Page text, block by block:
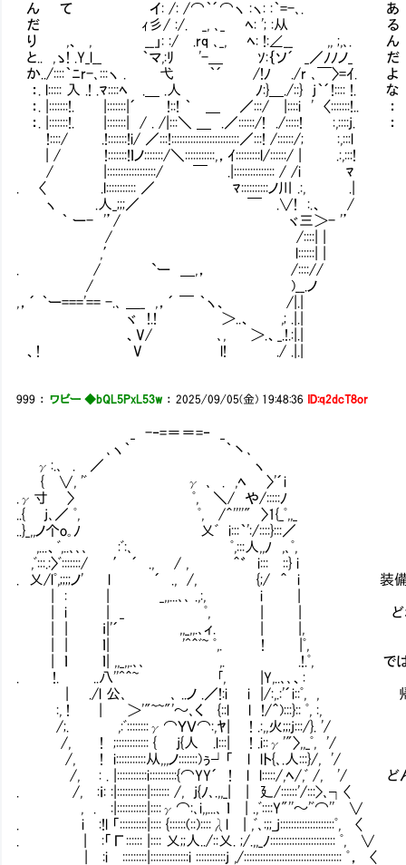
ん て イ: /: /⌒｀´⌒ヽ :ヽ: :｀=-､. あ
だ ｨ彡/ :/. _, ､_ ﾍ: '; :从 る
り ,、 , __」: :/ .rq ､_, ﾍ: !:∠__ ,, ;,､. ん 出番ま
と.. ,ゝ! .Y_l__ ｀マ,:ﾘ '-＿ ｿ:｛ソ´ _／ﾉﾉノ_ だ
か../::::｀ﾆr-､:::ヽ . 弋 ｀´ /!ﾉ ./r ､￣〉=ｲ. よ しかし
：. l::::: 入 .! .ﾏ::::ﾍ .＿ .人 ﾉ:}＿./::} j｀´!:::: !. な
：. |:::::::!. |:::::::|´ !::! ｀ ＿ ／:::/ |::::i ' 〈:::::::!.. ：
：. |:::::::!. |:::::::| / . /|:::＼ ＿ .／::::::/! ./:::::! :,::::j. ：
!::::/ .!:::::::!i/ ／:::!:::::::::::::::::::::::::／:::! /::::::/; :,:::l
| / !:::::::!ｌノ:::::::/＼:::::::::::,，ｲ:::::::::l/::::::/ | .:,:::!
/ |::::::::::::::::::/ ￣ .|::::::::::::::: / /i ﾏ ・第四
. 〈 .l::::::::::: ／ ﾏ::::::::::ノ川 .:, .| ・第五
ヽ .人_;;;／ ￣ .∨! :.、 / ・第六席
｀ ー- '’/ ヾ三＞- '’ ・第七席次
/ /::::| | ・第八席次「巨
,′ l::::::| | ・第九席次「神
. / `ー ＿,， /::::// ・第十席次「
/ )__.ノ ・第十一席次「
,，´ ｀ー==='== -.､ ＿_ ,，´ ￣ ｀ヽ、 /|.| ・
ヾ !.! ＞..、 ,; .|.| ・番外席次「絶
、V/ ､, ＞.、_.!.:|.|
、! V l! ./ .|.|
999 ： ワビー ◆bQL5PxL53w ：2025/09/05(金) 19:48:36 ID:q2dcT8or
_ -‐=＝＝=‐ _
､ヽ｀ ｀丶､
γ:.､ . ／ ヽ
{ ∨, 'ﾞ γ ､ . ,ﾍ 〉'´i
.γ寸 〉 ﾟ, ＼/ や/:::::ﾉ
..{ j､／ ﾟ, ﾟ, /＾''''" 〉1{_ﾟ,,_
..}_,,ノ个o｡ﾉ 乂ﾞ i:::｀':/::::}:::／
,...、ﾞ,..､､､ :ﾞ:､ ﾟ,:::人,,ﾉ ,､ﾟ,
,ﾞ:::.:〉ﾞ:::::::/ ′ ´ ., / , ＾゛ i:::Ⅹ::} i
. 乂/lﾟ,;;;;ノ' l ´ ., /, {;/ ＾ i 装備、スキ
| : | _,,...､､ .,:, i |
| i | _ ﾟ, | | どれも重要ですが、最後
| | ｉ|'´ ,,_,,.､ィ. | |,
| | ｌ| '^＾ﾞ~ ﾟ,. ! |ﾟ,
| ｌ ｌ| ,,_,,.､､ ,. ￤ .!.ﾟ, ではではご飯食
. !.￤ ..八''^＾~ ｢, |Y,..､､、:
| ./l 公､ ､ ..ノ .／!:i i |/:,.:'´i::ﾟ, , 帰って21時
:, ! | ＞'"~~"'～､く {::l l !/＾):::}:: ﾟ, :,
/;. ￤ ,:ﾞ::::::::γ⌒ＹＶ⌒:,ﾔ| ! .:,,火;;;j:::/}. '/ 今回は直
/, ! ;:::::::::::: { j{人 .l:::| ! .i::γ'"〉,,_ﾟ, '/
/, ! i:::::::::::从,,,ノ:::::::)ぅ┘「 l lト{､.人:::}/, '/
/, : . |:::::::::::i::::::::::{⌒YY´ ! l l:::::/,ﾍ/,ﾞ /, '/ どんなス
. /, :ｉ: :|:::::::::::|::::::: /, j{ﾉ､.,,_| | 廴/::::::'/:::>､┐〈
, .ⅱ:|:::::::::::|::::γ⌒:､i,,...､ ｌ | .,ﾞ::::Y"''～'ﾞ⌒'' ∨
. i :!l 「::::::::::|:::: {::::::(::)::::λl | ,ﾞ､:;;_j::::::::::::::::::::ﾟ, 〈
. | :「Г:::::: |:::: 乂;;人../::乂. ;/.,,_ﾉ:::::::::::::::::::::::: ﾟ, ∨
| :i￤:::::::::|::::::::::::::i :::::::::::j ,/:::::::::::::::::::::::::::::::::::: ﾟ， 〈